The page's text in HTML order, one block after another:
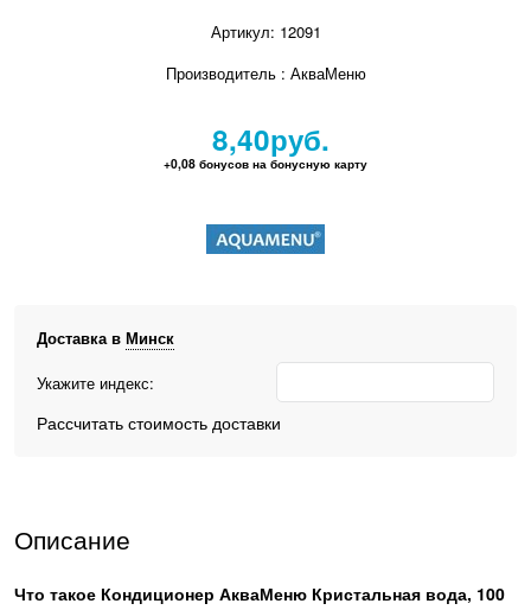
Артикул: 12091
Производитель : АкваМеню
8,40руб.
+0,08 бонусов на бонусную карту
Доставка в Минск
Укажите индекс:
Рассчитать стоимость доставки
Описание
Что такое Кондиционер АкваМеню Кристальная вода, 100